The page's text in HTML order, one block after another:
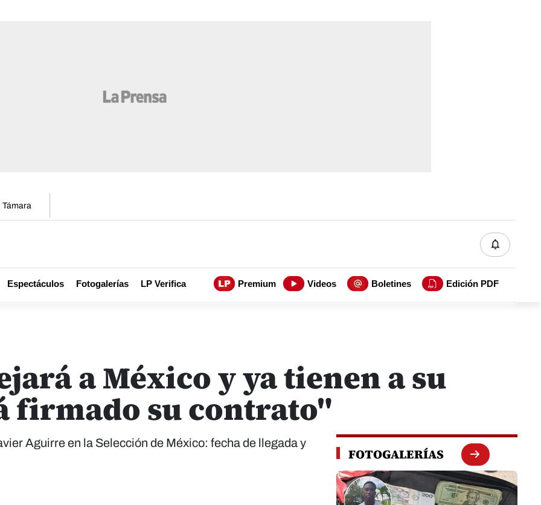
Támara
Espectáculos Fotogalerías LP Verifica Premium Videos Boletines Edición PDF
a México y ya tienen a su
firmado su contrato"
Aguirre en la Selección de México: fecha de llegada y
FOTOGALERÍAS